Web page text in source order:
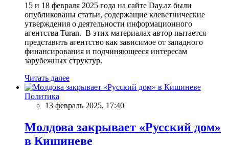
15 и 18 февраля 2025 года на сайте Day.az были
опубликованы статьи, содержащие клеветнические
утверждения о деятельности информационного
агентства Turan. В этих материалах автор пытается
представить агентство как зависимое от западного
финансирования и подчиняющееся интересам
зарубежных структур.
Читать далее
Политика
13 февраль 2025, 17:40
Молдова закрывает «Русский дом»
в Кишиневе